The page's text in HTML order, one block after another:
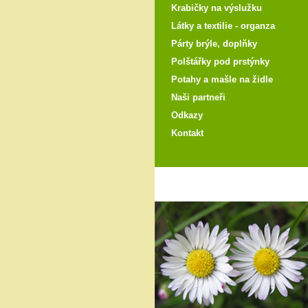
Krabičky na výslužku
Látky a textilie - organza
Párty brýle, doplňky
Polštářky pod prstýnky
Potahy a mašle na židle
Naši partneři
Odkazy
Kontakt